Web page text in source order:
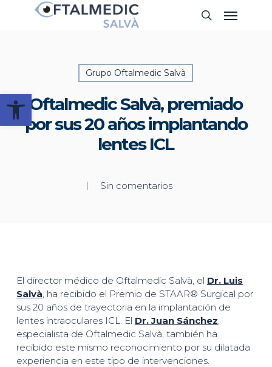
Abrir barra de herramientas
Buscar
Menu
Grupo Oftalmedic Salvà
Oftalmedic Salvà, premiado
por sus 20 años implantando
lentes ICL
Sin comentarios
El director médico de Oftalmedic Salvà, el Dr. Luis
Salvà, ha recibido el Premio de STAAR® Surgical por
sus 20 años de trayectoria en la implantación de
lentes intraoculares ICL. El Dr. Juan Sánchez,
especialista de Oftalmedic Salvà, también ha
recibido este mismo reconocimiento por su dilatada
experiencia en este tipo de intervenciones.